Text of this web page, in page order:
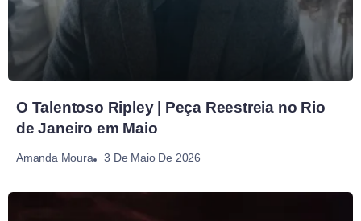
O Talentoso Ripley | Peça Reestreia no Rio
de Janeiro em Maio
Amanda Moura 3 De Maio De 2026